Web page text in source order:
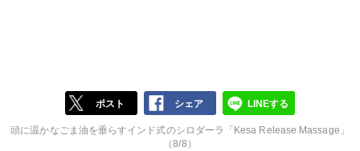
ポスト シェア LINEする
頭に温かなごま油を垂らすインド式のシロダーラ「Kesa Release Massage」
（8/8）